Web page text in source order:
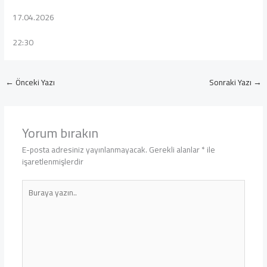
17.04.2026
22:30
← Önceki Yazı Sonraki Yazı →
Yorum bırakın
E-posta adresiniz yayınlanmayacak.Gerekli alanlar*ile
işaretlenmişlerdir
Buraya
yazın..